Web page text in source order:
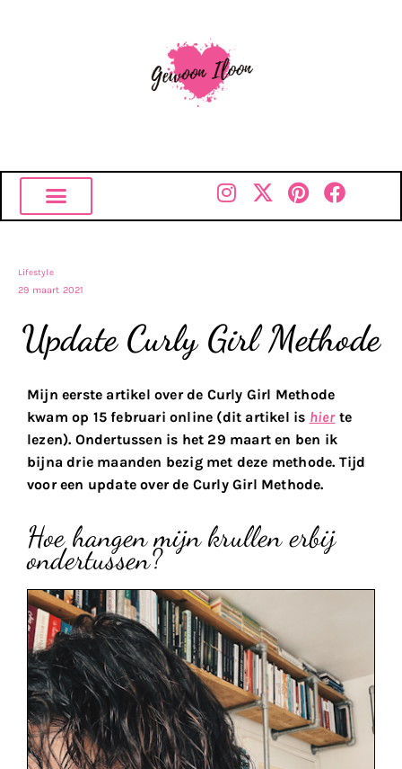
Lifestyle
29 maart 2021
Update Curly Girl Methode
Mijn eerste artikel over de Curly Girl Methode
kwam op 15 februari online (dit artikel is hierte
lezen). Ondertussen is het 29 maart en ben ik
bijna drie maanden bezig met deze methode. Tijd
voor een update over de Curly Girl Methode.
Hoe hangen mijn krullen erbij
ondertussen?